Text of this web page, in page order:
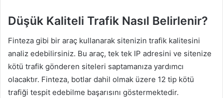
Düşük Kaliteli Trafik Nasıl Belirlenir?
Finteza gibi bir araç kullanarak sitenizin trafik kalitesini
analiz edebilirsiniz. Bu araç, tek tek IP adresini ve sitenize
kötü trafik gönderen siteleri saptamanıza yardımcı
olacaktır. Finteza, botlar dahil olmak üzere 12 tip kötü
trafiği tespit edebilme başarısını göstermektedir.